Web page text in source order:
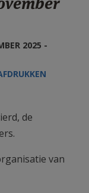
2025 -
de
van